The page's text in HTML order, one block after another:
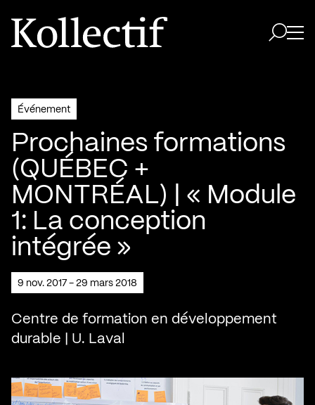
Aller à la page d'accueil
Logo Kollectif
Événement
Prochaines formations
(QUÉBEC +
MONTRÉAL) | « Module
1: La conception
intégrée »
9 nov. 2017 - 29 mars 2018
Centre de formation en développement
durable | U. Laval